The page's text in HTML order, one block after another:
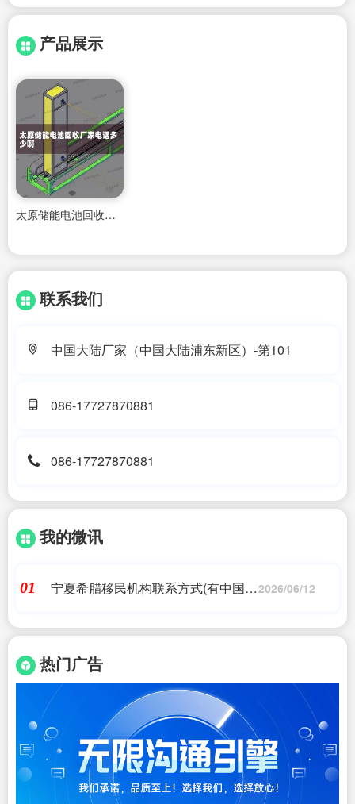
产品展示
太原储能电池回收厂家电话多少啊
联系我们
中国大陆厂家（中国大陆浦东新区）-第101
086-17727870881
086-17727870881
我的微讯
01
宁夏希腊移民机构联系方式(有中国护2026/06/12
热门广告